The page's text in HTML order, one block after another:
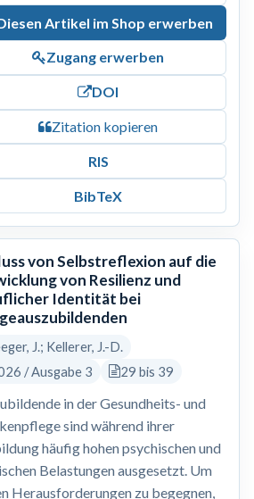
Artikel im Shop erwerben
Zugang erwerben
DOI
Zitation kopieren
RIS
BibTeX
von Selbstreflexion auf die
von Resilienz und
Identität bei
J.; Kellerer, J.-D.
/ Ausgabe 3
29 bis 39
in der Gesundheits- und
sind während ihrer
häufig hohen psychischen und
Belastungen ausgesetzt. Um
Herausforderungen zu begegnen,